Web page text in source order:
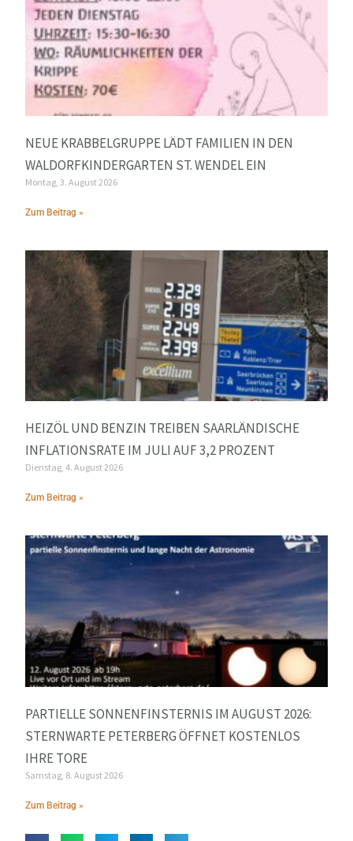
NEUE KRABBELGRUPPE LÄDT FAMILIEN IN DEN
WALDORFKINDERGARTEN ST. WENDEL EIN
Montag, 3. August 2026
Zum Beitrag »
HEIZÖL UND BENZIN TREIBEN SAARLÄNDISCHE
INFLATIONSRATE IM JULI AUF 3,2 PROZENT
Dienstag, 4. August 2026
Zum Beitrag »
PARTIELLE SONNENFINSTERNIS IM AUGUST 2026:
STERNWARTE PETERBERG ÖFFNET KOSTENLOS
IHRE TORE
Samstag, 8. August 2026
Zum Beitrag »